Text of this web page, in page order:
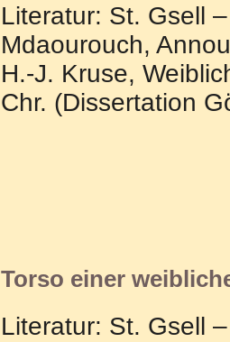
Literatur: St. Gsell
Mdaourouch,
H.-J. Kruse,
Chr. (Dissertation
Torso einer
Literatur: St. Gsell